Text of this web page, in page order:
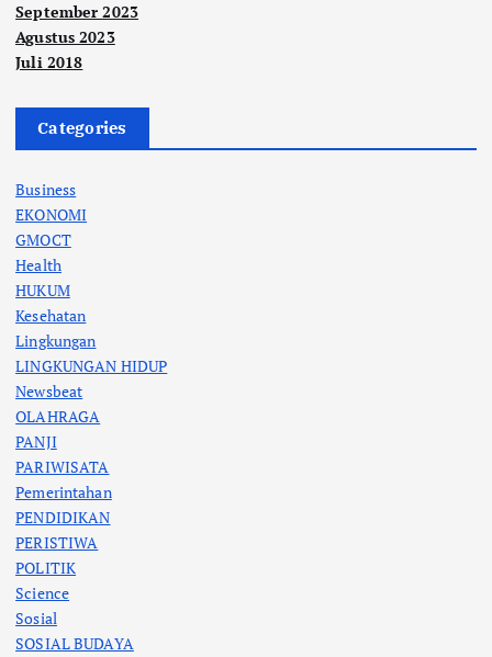
September 2023
Agustus 2023
Juli 2018
Categories
Business
EKONOMI
GMOCT
Health
HUKUM
Kesehatan
Lingkungan
LINGKUNGAN HIDUP
Newsbeat
OLAHRAGA
PANJI
PARIWISATA
Pemerintahan
PENDIDIKAN
PERISTIWA
POLITIK
Science
Sosial
SOSIAL BUDAYA